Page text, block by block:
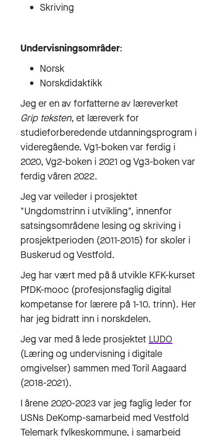
Skriving
Undervisningsområder:
Norsk
Norskdidaktikk
Jeg er en av forfatterne av læreverket
Grip teksten, et læreverk for
studieforberedende utdanningsprogram i
videregående. Vg1-boken var ferdig i
2020, Vg2-boken i 2021 og Vg3-boken var
ferdig våren 2022.
Jeg var veileder i prosjektet
"Ungdomstrinn i utvikling", innenfor
satsingsområdene lesing og skriving i
prosjektperioden (2011-2015) for skoler i
Buskerud og Vestfold.
Jeg har vært med på å utvikle KFK-kurset
PfDK-mooc (profesjonsfaglig digital
kompetanse for lærere på 1-10. trinn). Her
har jeg bidratt inn i norskdelen.
Jeg var med å lede prosjektet LUDO
(Læring og undervisning i digitale
omgivelser) sammen med Toril Aagaard
(2018-2021).
I årene 2020-2023 var jeg faglig leder for
USNs DeKomp-samarbeid med Vestfold
Telemark fylkeskommune, i samarbeid